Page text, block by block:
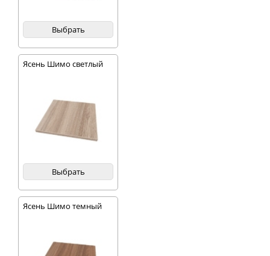
Выбрать
Ясень Шимо светлый
Выбрать
Ясень Шимо темный